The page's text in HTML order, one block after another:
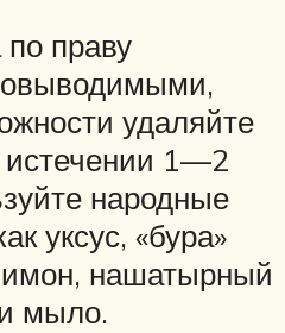
праву
удаляйте
истечении 1—2
народные
уксус, «бура»
нашатырный
мыло.